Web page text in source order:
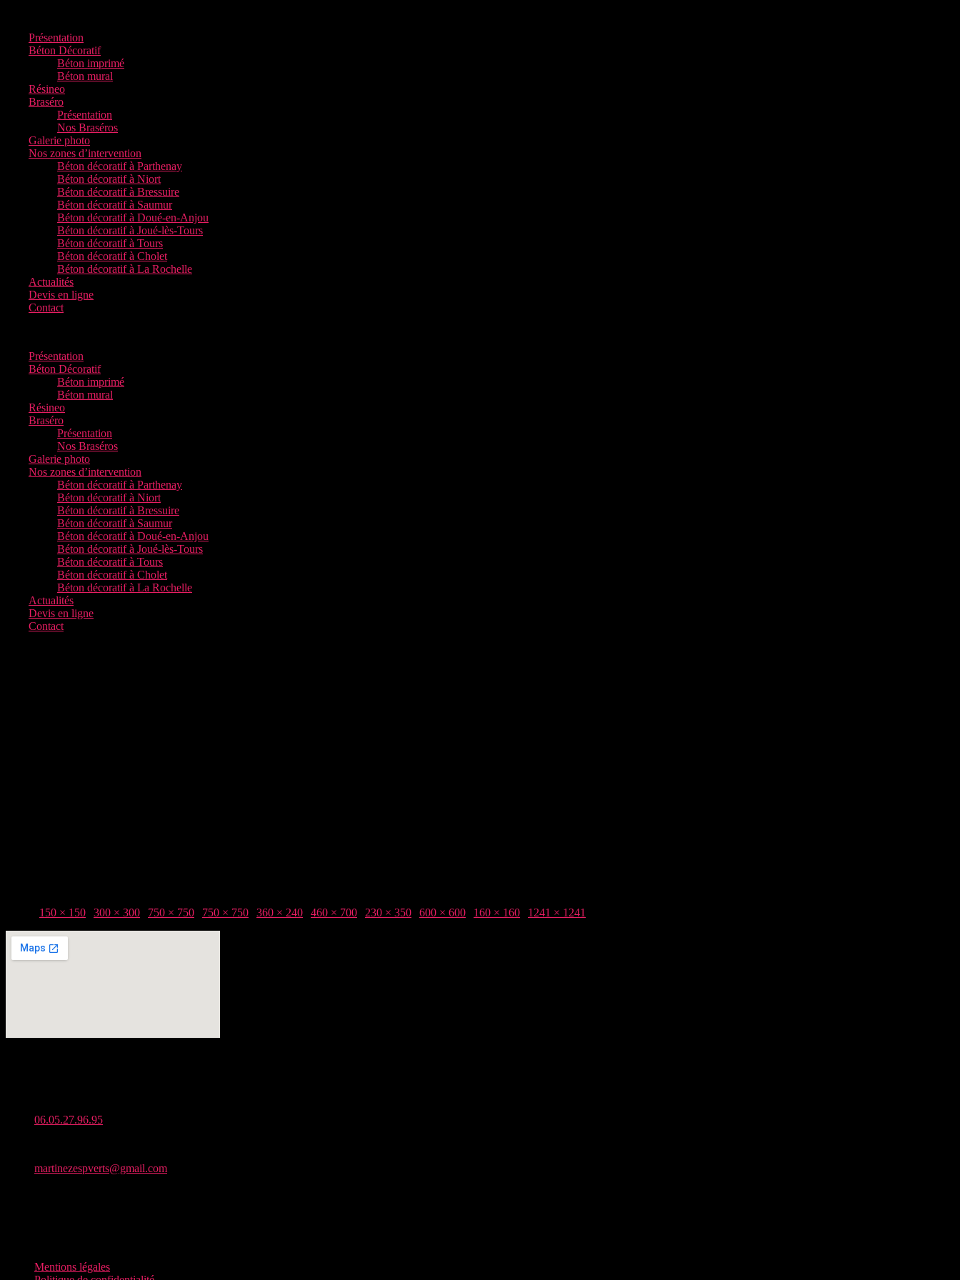
Présentation
Béton Décoratif
Béton imprimé
Béton mural
Résineo
Braséro
Présentation
Nos Braséros
Galerie photo
Nos zones d’intervention
Béton décoratif à Parthenay
Béton décoratif à Niort
Béton décoratif à Bressuire
Béton décoratif à Saumur
Béton décoratif à Doué-en-Anjou
Béton décoratif à Joué-lès-Tours
Béton décoratif à Tours
Béton décoratif à Cholet
Béton décoratif à La Rochelle
Actualités
Devis en ligne
Contact
Présentation
Béton Décoratif
Béton imprimé
Béton mural
Résineo
Braséro
Présentation
Nos Braséros
Galerie photo
Nos zones d’intervention
Béton décoratif à Parthenay
Béton décoratif à Niort
Béton décoratif à Bressuire
Béton décoratif à Saumur
Béton décoratif à Doué-en-Anjou
Béton décoratif à Joué-lès-Tours
Béton décoratif à Tours
Béton décoratif à Cholet
Béton décoratif à La Rochelle
Actualités
Devis en ligne
Contact
150 × 150 300 × 300 750 × 750 750 × 750 360 × 240 460 × 700 230 × 350 600 × 600 160 × 160 1241 × 1241
06.05.27.96.95
martinezespverts@gmail.com
Mentions légales